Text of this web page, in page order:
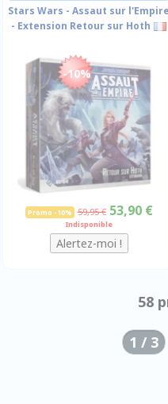
Stars Wars - Assaut sur l'Empire
- Extension Retour sur Hoth
-10%
Promo -10% 59,95 € 53,90 €
Indisponible
58
1 / 3